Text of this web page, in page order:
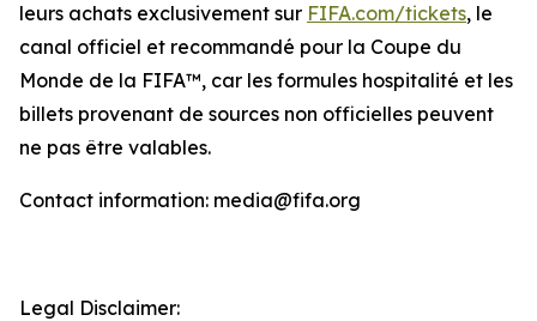
leurs achats exclusivement sur FIFA.com/tickets, le
canal officiel et recommandé pour la Coupe du
Monde de la FIFA™, car les formules hospitalité et les
billets provenant de sources non officielles peuvent
ne pas être valables.
Contact information: media@fifa.org
Legal Disclaimer: